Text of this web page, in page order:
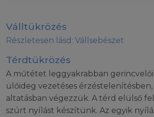
Válltükrözés
Részletesen lásd: Vállsebészet
Térdtükrözés
A műtétet leggyakrabban gerincvelői
ülőideg vezetéses
altatásban végezzük. A térd elülső
szúrt nyílást készítünk. Az egyik